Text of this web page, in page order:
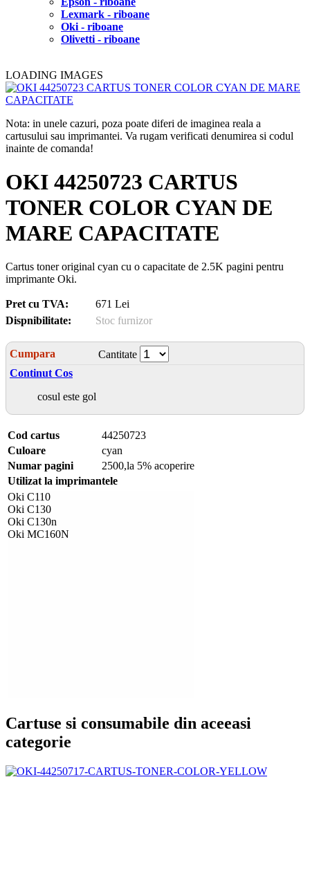
Lexmark - riboane
Oki - riboane
Olivetti - riboane
LOADING IMAGES
Nota: in unele cazuri, poza poate diferi de imaginea reala a
cartusului sau imprimantei. Va rugam verificati denumirea si codul
inainte de comanda!
OKI 44250723 CARTUS
TONER COLOR CYAN DE
MARE CAPACITATE
Cartus toner original cyan cu o capacitate de 2.5K pagini pentru
imprimante Oki.
Pret cu TVA:
671 Lei
Dispnibilitate:
Stoc furnizor
Cumpara
Cantitate
Continut Cos
cosul este gol
Cod cartus
44250723
Culoare
cyan
Numar pagini
2500,la 5% acoperire
Utilizat la imprimantele
Oki C110
Oki C130
Oki C130n
Oki MC160N
Cartuse si consumabile din aceeasi
categorie